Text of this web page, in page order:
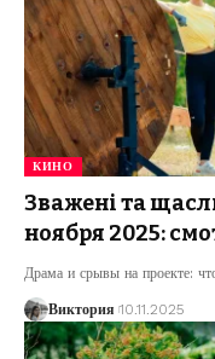
КИНО
Зважені та
ноября 2025:
Драма и срывы на проекте:
Виктория 10.11.2025